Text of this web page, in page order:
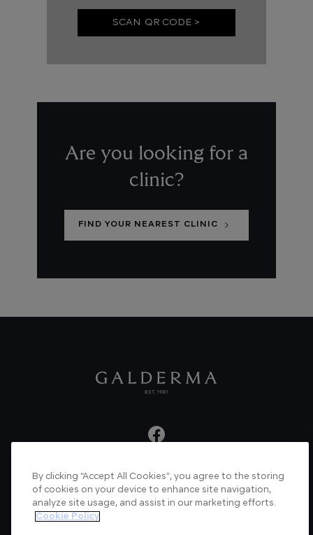
SCAN QR CODE >
Are you looking for a
clinic?
FIND YOUR NEAREST CLINIC
About us Articles News Videos
Verified Certificate Contact us
By clicking “Accept All Cookies”, you agree to the storing
of cookies on your device to enhance site navigation,
analyze site usage, and assist in our marketing efforts.
Cookie Policy